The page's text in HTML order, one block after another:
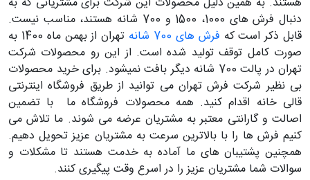
دنبال فرش های 1000، 1500 و 700 شانه هستند، مناسب نیست.
قابل ذکر است که فرش های 700 شانه
تهران از بهمن ماه 1400 به
صورت کامل توقف تولید شده است. از این رو محصولات شرکت
تهران در پالت 700 شانه دیگر بافت نمیشود. برای خرید محصولات
بی نظیر شرکت فرش تهران می توانید از طریق فروشگاه اینترنتی
قالی خانه اقدام کنید. همه محصولات فروشگاه ما با تضمین
اصالت و گارانتی معتبر به مشتریان عرضه می شوند. ما تلاش می
کنیم فرش ها را با بالاترین سرعت به مشتریان عزیز تحویل دهیم.
همچنین پشتیبان های ما آماده به خدمت هستند تا مشکلات و
سوالات شما مشتریان عزیز را در اسرع وقت پیگیری کنند.